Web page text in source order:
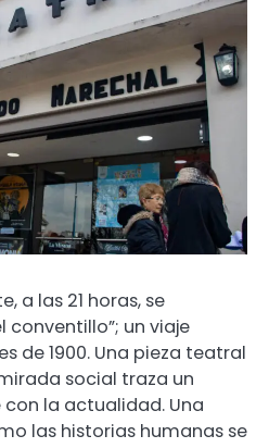
a las 21 horas, se
conventillo”; un viaje
de 1900. Una pieza teatral
social traza un
la actualidad. Una
las historias humanas se